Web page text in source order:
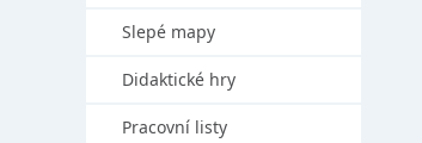
Slepé mapy
Didaktické hry
Pracovní listy